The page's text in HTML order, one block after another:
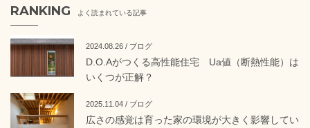
RANKING よく読まれている記事
2024.08.26 / ブログ
D.O.Aがつくる高性能住宅 Ua値（断熱性能）は
いくつが正解？
2025.11.04 / ブログ
広さの感覚は育った家の環境が大きく影響してい